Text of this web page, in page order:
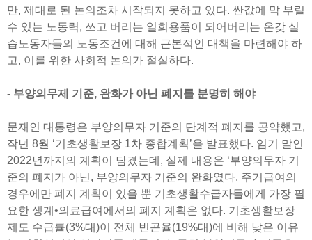
만, 제대로 된 논의조차 시작되지 못하고 있다. 싼값에 막 부릴
수 있는 노동력, 쓰고 버리는 일회용품이 되어버리는 온갖 실
습노동자들의 노동조건에 대해 근본적인 대책을 마련해야 하
고, 이를 위한 사회적 논의가 절실하다.
- 부양의무제 기준, 완화가 아닌 폐지를 분명히 해야
문재인 대통령은 부양의무자 기준의 단계적 폐지를 공약했고,
작년 8월 ‘기초생활보장 1차 종합계획’을 발표했다. 임기 말인
2022년까지의 계획이 담겼는데, 실제 내용은 ‘부양의무자 기
준의 폐지가 아닌, 부양의무자 기준의 완화였다. 주거급여의
경우에만 폐지 계획이 있을 뿐 기초생활수급자들에게 가장 필
요한 생계•의료급여에서의 폐지 계획은 없다. 기초생활보장
제도 수급률(3%대)이 전체 빈곤율(19%대)에 비해 낮은 이유